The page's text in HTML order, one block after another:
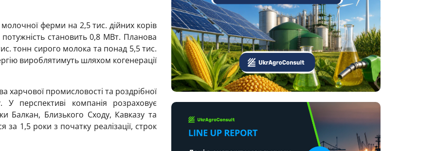
ферми на 2,5 тис. дійних корів
потужність становить 0,8 МВт. Планова
тонн сирого молока та понад 5,5 тис.
вироблятимуть шляхом когенерації
харчової промисловості та роздрібної
У перспективі компанія розраховує
Балкан, Близького Сходу, Кавказу та
за 1,5 роки з початку реалізації, строк